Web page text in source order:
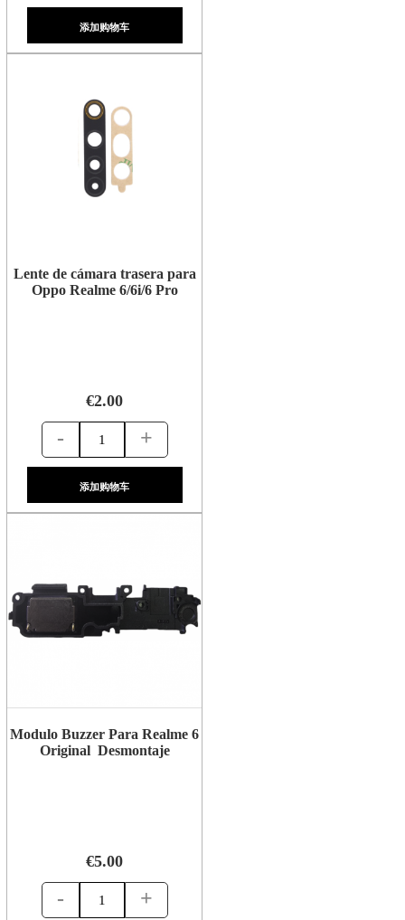
添加购物车
Lente de cámara trasera para
Oppo Realme 6/6i/6 Pro
€2.00
- +
添加购物车
Modulo Buzzer Para Realme 6
Original Desmontaje
€5.00
- +